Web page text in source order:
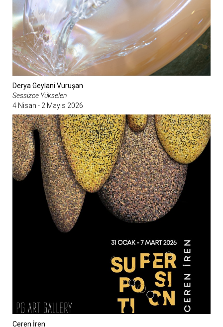
Derya Geylani Vuruşan
Sessizce Yükselen
4 Nisan - 2 Mayıs 2026
Ceren İren